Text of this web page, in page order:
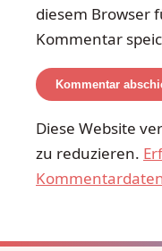
diesem Browser
Kommentar
Diese Website
zu reduzieren.